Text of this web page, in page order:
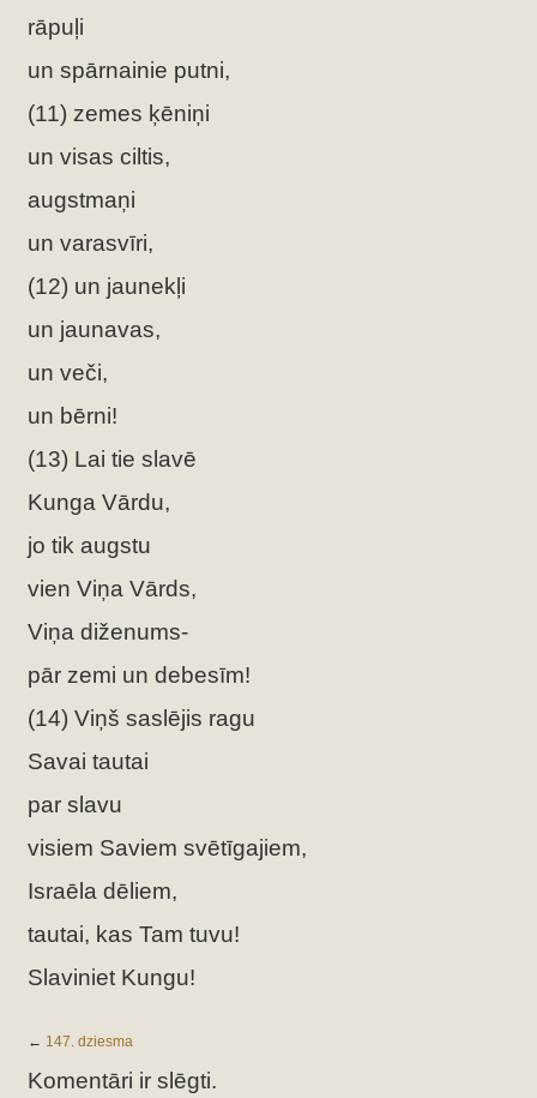
rāpuļi
un spārnainie putni,
(11) zemes ķēniņi
un visas ciltis,
augstmaņi
un varasvīri,
(12) un jaunekļi
un jaunavas,
un veči,
un bērni!
(13) Lai tie slavē
Kunga Vārdu,
jo tik augstu
vien Viņa Vārds,
Viņa diženums-
pār zemi un debesīm!
(14) Viņš saslējis ragu
Savai tautai
par slavu
visiem Saviem svētīgajiem,
Israēla dēliem,
tautai, kas Tam tuvu!
Slaviniet Kungu!
← 147. dziesma
Komentāri ir slēgti.